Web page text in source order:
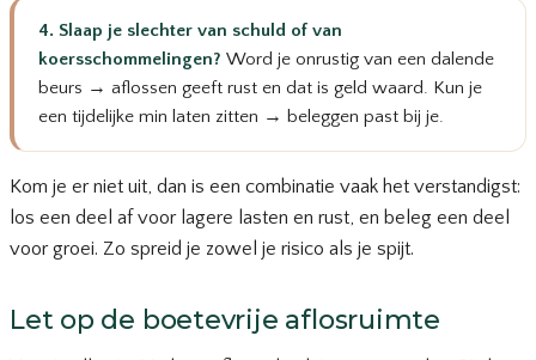
4. Slaap je slechter van schuld of van
koersschommelingen? Word je onrustig van een dalende
beurs → aflossen geeft rust en dat is geld waard. Kun je
een tijdelijke min laten zitten → beleggen past bij je.
Kom je er niet uit, dan is een combinatie vaak het verstandigst:
los een deel af voor lagere lasten en rust, en beleg een deel
voor groei. Zo spreid je zowel je risico als je spijt.
Let op de boetevrije aflosruimte